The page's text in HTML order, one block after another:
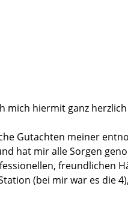
hiermit ganz
Gutachten meiner
hat mir alle Sorgen
freundlichen
(bei mir war es die